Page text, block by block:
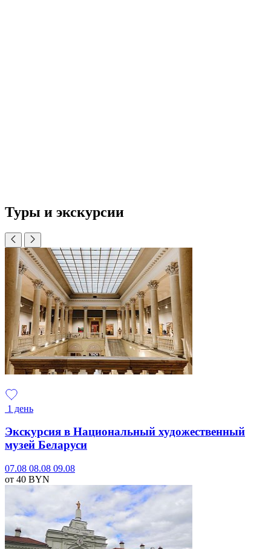
Туры и экскурсии
1 день
Экскурсия в Национальный художественный
музей Беларуси
07.08 08.08 09.08
от 40 BYN